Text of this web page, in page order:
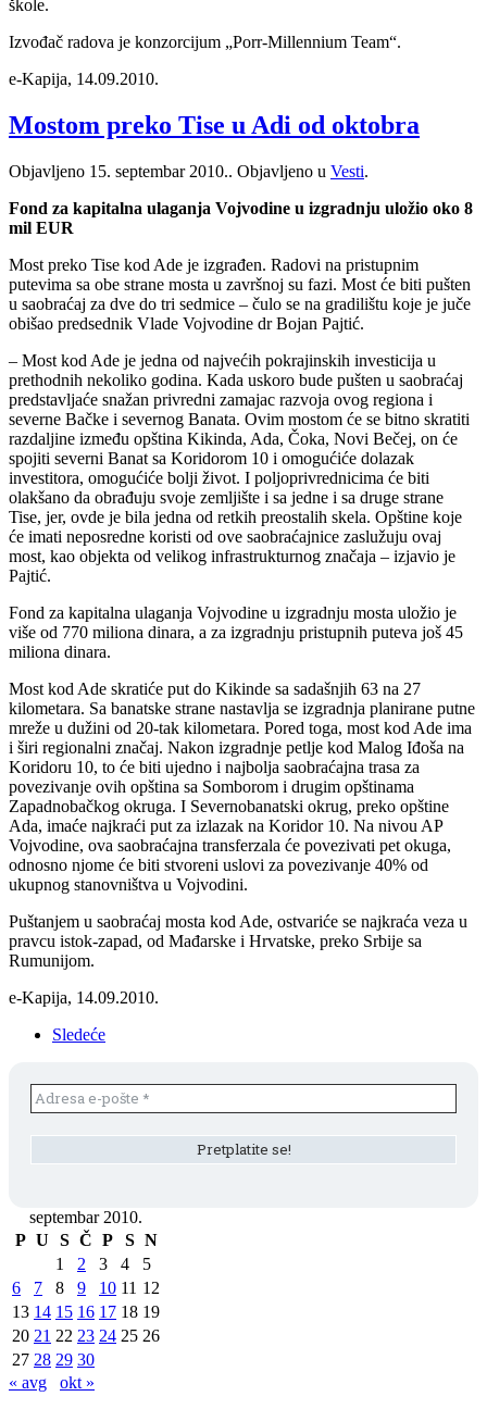
škole.
Izvođač radova je konzorcijum „Porr-Millennium Team“.
e-Kapija, 14.09.2010.
Mostom preko Tise u Adi od oktobra
Objavljeno 15. septembar 2010.. Objavljeno u Vesti.
Fond za kapitalna ulaganja Vojvodine u izgradnju uložio oko 8
mil EUR
Most preko Tise kod Ade je izgrađen. Radovi na pristupnim
putevima sa obe strane mosta u završnoj su fazi. Most će biti pušten
u saobraćaj za dve do tri sedmice – čulo se na gradilištu koje je juče
obišao predsednik Vlade Vojvodine dr Bojan Pajtić.
– Most kod Ade je jedna od najvećih pokrajinskih investicija u
prethodnih nekoliko godina. Kada uskoro bude pušten u saobraćaj
predstavljaće snažan privredni zamajac razvoja ovog regiona i
severne Bačke i severnog Banata. Ovim mostom će se bitno skratiti
razdaljine između opština Kikinda, Ada, Čoka, Novi Bečej, on će
spojiti severni Banat sa Koridorom 10 i omogućiće dolazak
investitora, omogućiće bolji život. I poljoprivrednicima će biti
olakšano da obrađuju svoje zemljište i sa jedne i sa druge strane
Tise, jer, ovde je bila jedna od retkih preostalih skela. Opštine koje
će imati neposredne koristi od ove saobraćajnice zaslužuju ovaj
most, kao objekta od velikog infrastrukturnog značaja – izjavio je
Pajtić.
Fond za kapitalna ulaganja Vojvodine u izgradnju mosta uložio je
više od 770 miliona dinara, a za izgradnju pristupnih puteva još 45
miliona dinara.
Most kod Ade skratiće put do Kikinde sa sadašnjih 63 na 27
kilometara. Sa banatske strane nastavlja se izgradnja planirane putne
mreže u dužini od 20-tak kilometara. Pored toga, most kod Ade ima
i širi regionalni značaj. Nakon izgradnje petlje kod Malog Iđoša na
Koridoru 10, to će biti ujedno i najbolja saobraćajna trasa za
povezivanje ovih opština sa Somborom i drugim opštinama
Zapadnobačkog okruga. I Severnobanatski okrug, preko opštine
Ada, imaće najkraći put za izlazak na Koridor 10. Na nivou AP
Vojvodine, ova saobraćajna transferzala će povezivati pet okuga,
odnosno njome će biti stvoreni uslovi za povezivanje 40% od
ukupnog stanovništva u Vojvodini.
Puštanjem u saobraćaj mosta kod Ade, ostvariće se najkraća veza u
pravcu istok-zapad, od Mađarske i Hrvatske, preko Srbije sa
Rumunijom.
e-Kapija, 14.09.2010.
Sledeće
septembar 2010.
P U S Č P S N
1
2 3 4
5
6
7 8 9 10 11 12
13 14 15 16 17 18 19
20 21 22 23 24 25 26
27 28 29 30
« avg
okt »